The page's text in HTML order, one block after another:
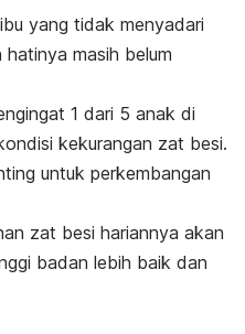
yang tidak menyadari
masih belum
1 dari 5 anak di
kekurangan zat besi.
untuk perkembangan
zat besi hariannya akan
badan lebih baik dan